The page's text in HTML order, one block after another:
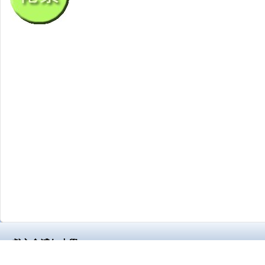
獻主會溥仁小學